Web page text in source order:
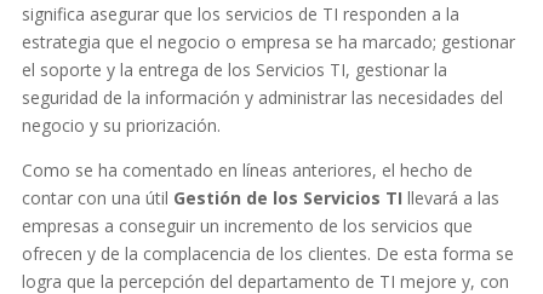
significa asegurar que los servicios de TI responden a la
estrategia que el negocio o empresa se ha marcado; gestionar
el soporte y la entrega de los Servicios TI, gestionar la
seguridad de la información y administrar las necesidades del
negocio y su priorización.
Como se ha comentado en líneas anteriores, el hecho de
contar con una útil Gestión de los Servicios TI llevará a las
empresas a conseguir un incremento de los servicios que
ofrecen y de la complacencia de los clientes. De esta forma se
logra que la percepción del departamento de TI mejore y, con